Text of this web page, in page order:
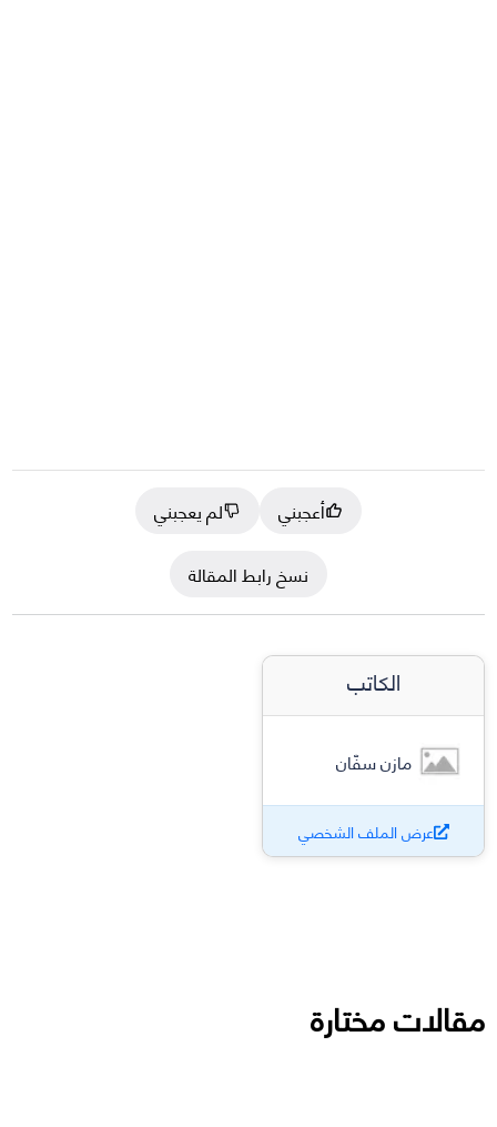
أعجبني
لم يعجبني
نسخ رابط المقالة
الكاتب
مازن سفّان
عرض الملف الشخصي
مقالات مختارة